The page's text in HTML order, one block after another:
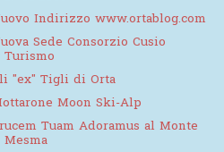
Indirizzo www.ortablog.com
Sede Consorzio Cusio
Turismo
"ex" Tigli di Orta
Moon Ski-Alp
Tuam Adoramus al Monte
Mesma